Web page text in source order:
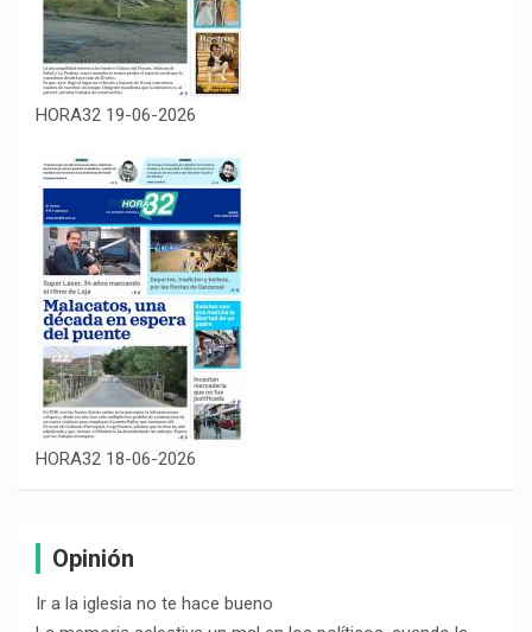
HORA32 19-06-2026
HORA32 18-06-2026
Opinión
Ir a la iglesia no te hace bueno